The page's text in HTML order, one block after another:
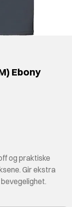
Ebony
og praktiske
Gir ekstra